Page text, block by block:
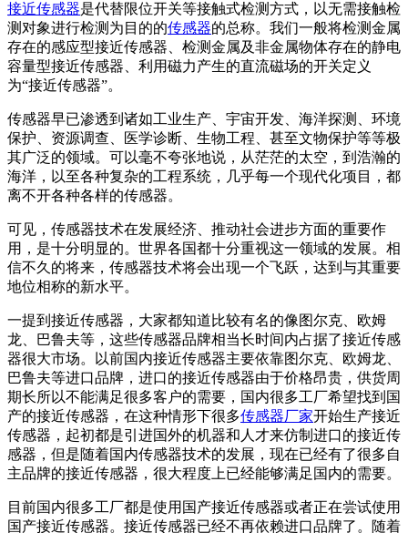
接近传感器是代替限位开关等接触式检测方式，以无需接触检
测对象进行检测为目的的传感器的总称。我们一般将检测金属
存在的感应型接近传感器、检测金属及非金属物体存在的静电
容量型接近传感器、利用磁力产生的直流磁场的开关定义
为“接近传感器”。
传感器早已渗透到诸如工业生产、宇宙开发、海洋探测、环境
保护、资源调查、医学诊断、生物工程、甚至文物保护等等极
其广泛的领域。可以毫不夸张地说，从茫茫的太空，到浩瀚的
海洋，以至各种复杂的工程系统，几乎每一个现代化项目，都
离不开各种各样的传感器。
可见，传感器技术在发展经济、推动社会进步方面的重要作
用，是十分明显的。世界各国都十分重视这一领域的发展。相
信不久的将来，传感器技术将会出现一个飞跃，达到与其重要
地位相称的新水平。
一提到接近传感器，大家都知道比较有名的像图尔克、欧姆
龙、巴鲁夫等，这些传感器品牌相当长时间内占据了接近传感
器很大市场。以前国内接近传感器主要依靠图尔克、欧姆龙、
巴鲁夫等进口品牌，进口的接近传感器由于价格昂贵，供货周
期长所以不能满足很多客户的需要，国内很多工厂希望找到国
产的接近传感器，在这种情形下很多传感器厂家开始生产接近
传感器，起初都是引进国外的机器和人才来仿制进口的接近传
感器，但是随着国内传感器技术的发展，现在已经有了很多自
主品牌的接近传感器，很大程度上已经能够满足国内的需要。
目前国内很多工厂都是使用国产接近传感器或者正在尝试使用
国产接近传感器。接近传感器已经不再依赖进口品牌了。随着